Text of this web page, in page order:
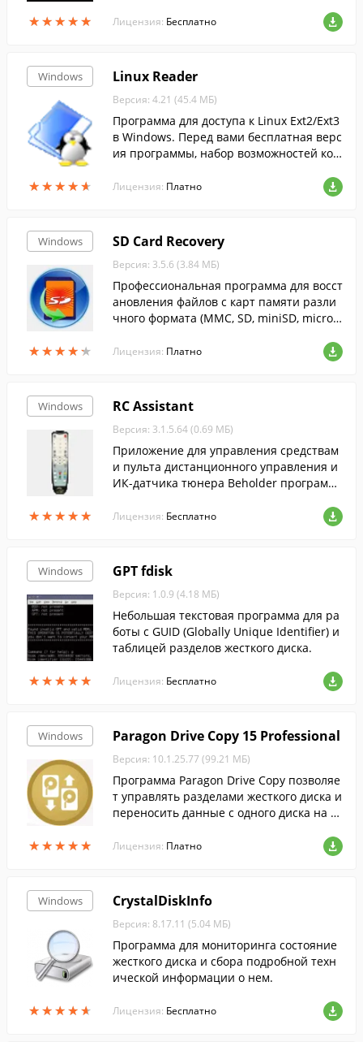
★★★★★
★★★★★
в консольном режиме, чем достигается
высокая скорость и малый размер прог
Лицензия: Бесплатно
Windows
★★★★★
★★★★★
Linux Reader
Версия: 4.21 (45.4 МБ)
Программа для доступа к Linux Ext2/Ext3
в Windows. Перед вами бесплатная верс
ия программы, набор возможностей кот
Лицензия: Платно
Windows
★★★★★
★★★★★
SD Card Recovery
Версия: 3.5.6 (3.84 МБ)
Профессиональная программа для восст
ановления файлов с карт памяти разли
чного формата (MMC, SD, miniSD, microS
Лицензия: Платно
Windows
★★★★★
★★★★★
RC Assistant
Версия: 3.1.5.64 (0.69 МБ)
Приложение для управления средствам
и пульта дистанционного управления и
ИК-датчика тюнера Beholder программа
WinLIRC.
Лицензия: Бесплатно
Windows
★★★★★
★★★★★
GPT fdisk
Версия: 1.0.9 (4.18 МБ)
Небольшая текстовая программа для ра
боты с GUID (Globally Unique Identifier) и
таблицей разделов жесткого диска.
Лицензия: Бесплатно
Windows
★★★★★
★★★★★
Paragon Drive Copy 15 Professional
Версия: 10.1.25.77 (99.21 МБ)
Программа Paragon Drive Copy позволяе
т управлять разделами жесткого диска и
переносить данные с одного диска на д
Лицензия: Платно
Windows
★★★★★
★★★★★
CrystalDiskInfo
Версия: 8.17.11 (5.04 МБ)
Программа для мониторинга состояние
жесткого диска и сбора подробной техн
ической информации о нем.
Лицензия: Бесплатно